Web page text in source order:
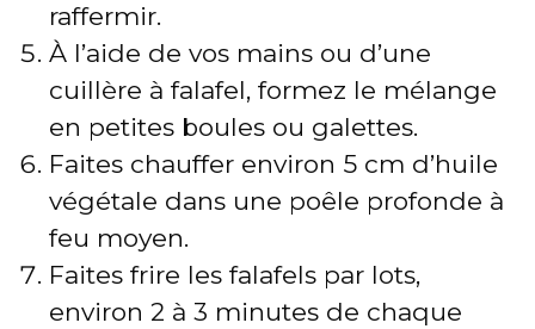
raffermir.
À l’aide de vos mains ou d’une
cuillère à falafel, formez le mélange
en petites boules ou galettes.
Faites chauffer environ 5 cm d’huile
végétale dans une poêle profonde à
feu moyen.
Faites frire les falafels par lots,
environ 2 à 3 minutes de chaque